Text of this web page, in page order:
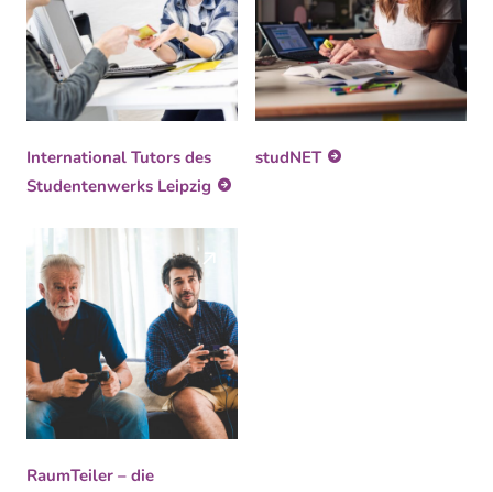
International Tutors des
Studentenwerks Leipzig
studNET
RaumTeiler – die